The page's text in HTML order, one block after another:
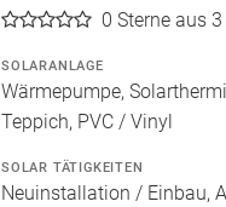
0 Sterne aus
SOLARANLAGE
Wärmepumpe,
Teppich, PVC / Vinyl
SOLAR TÄTIGKEITEN
Neuinstallation / Einbau,